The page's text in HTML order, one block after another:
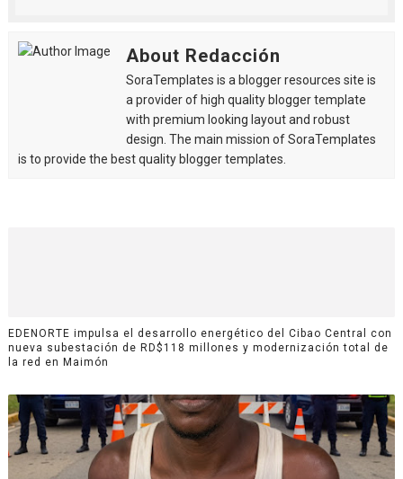
About Redacción
SoraTemplates is a blogger resources site is
a provider of high quality blogger template
with premium looking layout and robust
design. The main mission of SoraTemplates
is to provide the best quality blogger templates.
EDENORTE impulsa el desarrollo energético del Cibao Central con
nueva subestación de RD$118 millones y modernización total de
la red en Maimón